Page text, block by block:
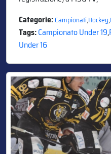
Categorie:Campionati,Hockey,
Tags:Campionato Under 19,
Under 16